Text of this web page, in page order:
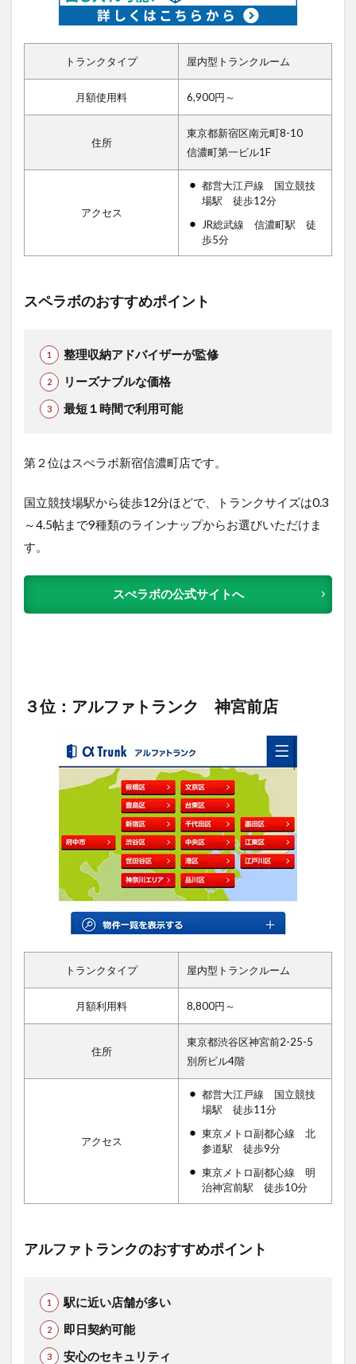
トランクタイプ 屋内型トランクルーム
月額使用料 6,900円～
住所
東京都新宿区南元町8-10
信濃町第一ビル1F
アクセス
都営大江戸線 国立競技
場駅 徒歩12分
JR総武線 信濃町駅 徒
歩5分
スペラボのおすすめポイント
整理収納アドバイザーが監修
リーズナブルな価格
最短１時間で利用可能
第２位はスぺラボ新宿信濃町店です。
国立競技場駅から徒歩12分ほどで、トランクサイズは0.3
～4.5帖まで9種類のラインナップからお選びいただけま
す。
スぺラボの公式サイトへ
３位：アルファトランク 神宮前店
トランクタイプ 屋内型トランクルーム
月額利用料 8,800円～
住所
東京都渋谷区神宮前2-25-5
別所ビル4階
アクセス
都営大江戸線 国立競技
場駅 徒歩11分
東京メトロ副都心線 北
参道駅 徒歩9分
東京メトロ副都心線 明
治神宮前駅 徒歩10分
アルファトランクのおすすめポイント
駅に近い店舗が多い
即日契約可能
安心のセキュリティ